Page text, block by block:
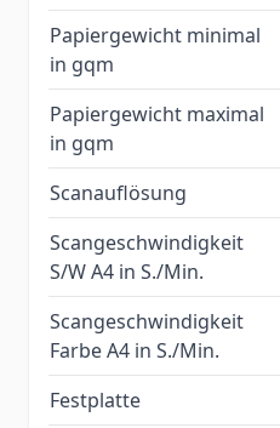
Papiergewicht minimal
in gqm
Papiergewicht maximal
in gqm
Scanauflösung
Scangeschwindigkeit
S/W A4 in S./Min.
Scangeschwindigkeit
Farbe A4 in S./Min.
Festplatte